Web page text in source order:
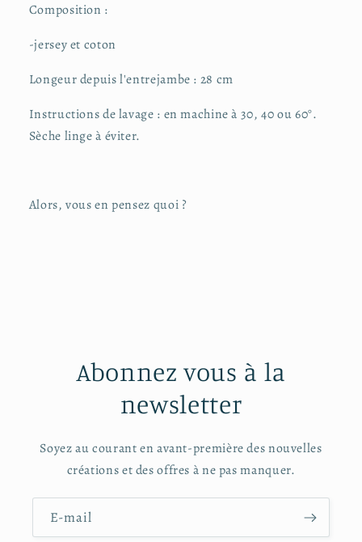
Composition :
-jersey et coton
Longeur depuis l'entrejambe : 28 cm
Instructions de lavage : en machine à 30, 40 ou 60°.
Sèche linge à éviter.
Alors, vous en pensez quoi ?
Abonnez vous à la
newsletter
Soyez au courant en avant-première des nouvelles
créations et des offres à ne pas manquer.
E-mail